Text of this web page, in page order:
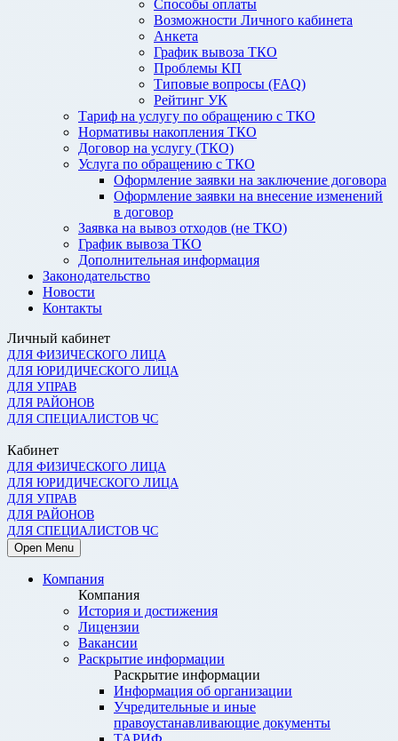
Способы оплаты
Возможности Личного кабинета
Анкета
График вывоза ТКО
Проблемы КП
Типовые вопросы (FAQ)
Рейтинг УК
Тариф на услугу по обращению с ТКО
Нормативы накопления ТКО
Договор на услугу (ТКО)
Услуга по обращению с ТКО
Оформление заявки на заключение договора
Оформление заявки на внесение изменений
в договор
Заявка на вывоз отходов (не ТКО)
График вывоза ТКО
Дополнительная информация
Законодательство
Новости
Контакты
Личный кабинет
ДЛЯ ФИЗИЧЕСКОГО ЛИЦА
ДЛЯ ЮРИДИЧЕСКОГО ЛИЦА
ДЛЯ УПРАВ
ДЛЯ РАЙОНОВ
ДЛЯ СПЕЦИАЛИСТОВ ЧС
Кабинет
ДЛЯ ФИЗИЧЕСКОГО ЛИЦА
ДЛЯ ЮРИДИЧЕСКОГО ЛИЦА
ДЛЯ УПРАВ
ДЛЯ РАЙОНОВ
ДЛЯ СПЕЦИАЛИСТОВ ЧС
Open Menu
Компания
Компания
История и достижения
Лицензии
Вакансии
Раскрытие информации
Раскрытие информации
Информация об организации
Учредительные и иные
правоустанавливающие документы